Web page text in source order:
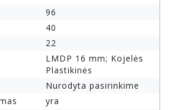
96
40
22
LMDP 16 mm; Kojelės
Plastikinės
Nurodyta pasirinkime
yra